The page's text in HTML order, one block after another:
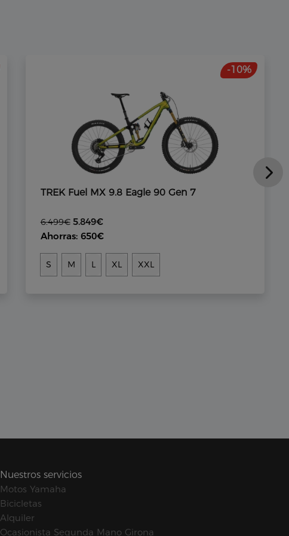
-10%
TREK Fuel MX 9.8 Eagle 90 Gen 7
6.499€ 5.849€
Ahorras: 650€
S M L XL XXL
Nuestros servicios
Motos Yamaha
Bicicletas
Alquiler
Ocasionista Segunda Mano Girona